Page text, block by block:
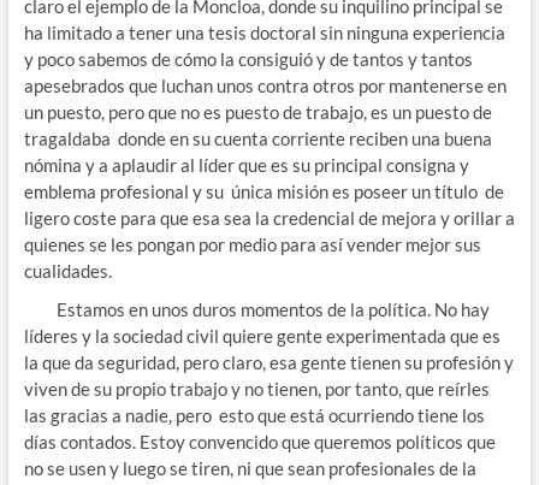
claro el ejemplo de la Moncloa, donde su inquilino principal se
ha limitado a tener una tesis doctoral sin ninguna experiencia
y poco sabemos de cómo la consiguió y de tantos y tantos
apesebrados que luchan unos contra otros por mantenerse en
un puesto, pero que no es puesto de trabajo, es un puesto de
tragaldaba donde en su cuenta corriente reciben una buena
nómina y a aplaudir al líder que es su principal consigna y
emblema profesional y su única misión es poseer un título de
ligero coste para que esa sea la credencial de mejora y orillar a
quienes se les pongan por medio para así vender mejor sus
cualidades.
Estamos en unos duros momentos de la política. No hay
líderes y la sociedad civil quiere gente experimentada que es
la que da seguridad, pero claro, esa gente tienen su profesión y
viven de su propio trabajo y no tienen, por tanto, que reírles
las gracias a nadie, pero esto que está ocurriendo tiene los
días contados. Estoy convencido que queremos políticos que
no se usen y luego se tiren, ni que sean profesionales de la